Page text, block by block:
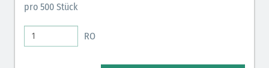
Antiarrhythmika (rot-blau)
Elektrolyte (grün-pink)
pro 500 Stück
RO